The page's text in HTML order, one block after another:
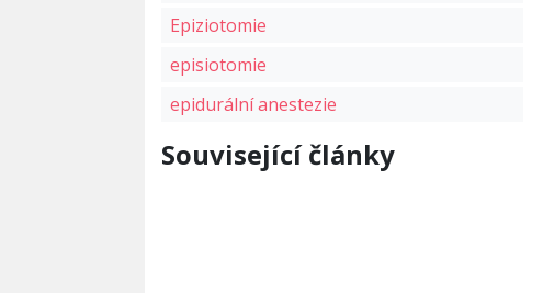
Epiziotomie
episiotomie
epidurální anestezie
Související články